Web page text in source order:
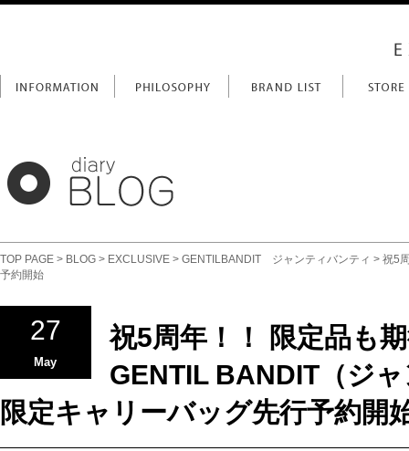
TOP PAGE > BLOG > EXCLUSIVE > GENTILBANDIT ジャンティバンティ > 祝5
予約開始
27
May
祝5周年！！ 限定品も
GENTIL BANDIT（ジ
限定キャリーバッグ先行予約開